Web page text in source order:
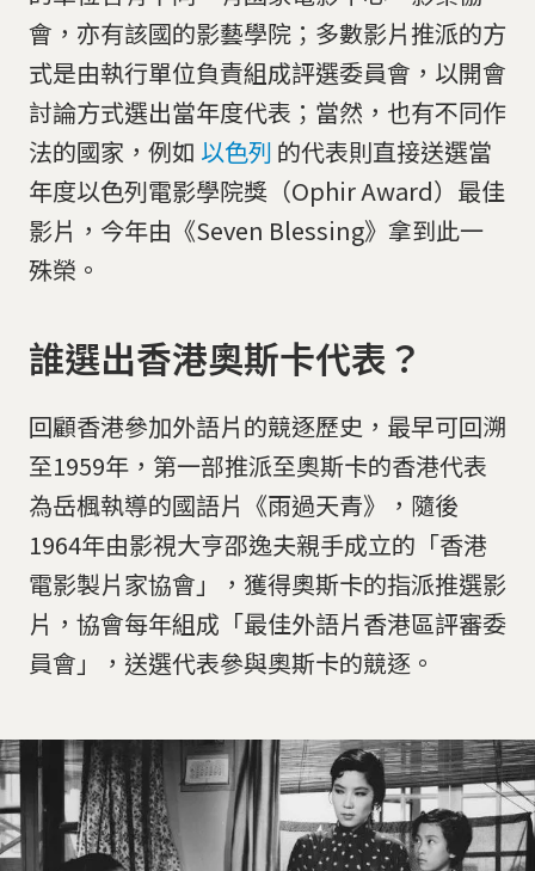
會，亦有該國的影藝學院；多數影片推派的方
式是由執行單位負責組成評選委員會，以開會
討論方式選出當年度代表；當然，也有不同作
法的國家，例如 以色列 的代表則直接送選當
年度以色列電影學院獎（Ophir Award）最佳
影片，今年由《Seven Blessing》拿到此一
殊榮。
誰選出香港奧斯卡代表？
回顧香港參加外語片的競逐歷史，最早可回溯
至1959年，第一部推派至奧斯卡的香港代表
為岳楓執導的國語片《雨過天青》，隨後
1964年由影視大亨邵逸夫親手成立的「香港
電影製片家協會」，獲得奧斯卡的指派推選影
片，協會每年組成「最佳外語片香港區評審委
員會」，送選代表參與奧斯卡的競逐。